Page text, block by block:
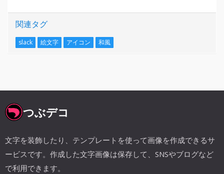
関連タグ
slack 絵文字 アイコン 和風
つぶデコ
文字を装飾したり、テンプレートを使って画像を作成できるサ
ービスです。作成した文字画像は保存して、SNSやブログなど
で利用できます。